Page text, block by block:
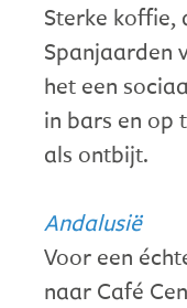
Sterke koffie,
Spanjaarden
het een
in bars en op
als ontbijt.
Andalusië
Voor een
naar Café